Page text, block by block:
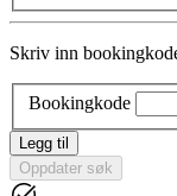
Skriv inn
Bookingkode
Legg til
Oppdater søk